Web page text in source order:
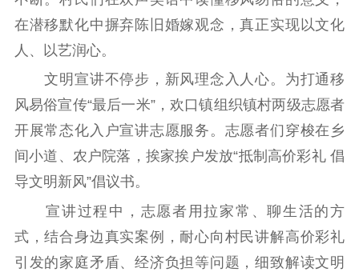
党建要闻 学习在线
紫金人才 职称评审
数据资源
公共服务
新时代公民素养
提升资源库
政务服务
登记服务
科研创新
服务管理平台
智库服务
管理平台
文艺创作
服务管理
在潜移默化中摒弃陈旧婚嫁观念，真正实现以文化
人、以艺润心。
文明宣讲不停步，新风理念入人心。为打通移
风易俗宣传“最后一米”，欢口镇组织镇村两级志愿者
开展常态化入户宣讲志愿服务。志愿者们穿梭在乡
间小道、农户院落，挨家挨户发放“抵制高价彩礼 倡
导文明新风”倡议书。
宣讲过程中，志愿者用拉家常、聊生活的方
式，结合身边真实案例，耐心向村民讲解高价彩礼
引发的家庭矛盾、经济负担等问题，细致解读文明